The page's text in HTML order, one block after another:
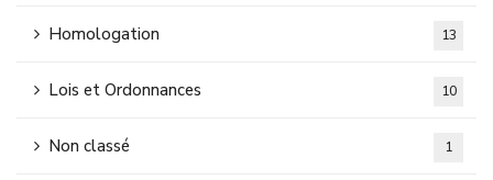
Homologation 13
Lois et Ordonnances 10
Non classé 1